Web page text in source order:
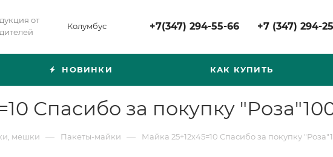
от
Колумбус +7(347) 294-55-66 +7 (347) 294-
НОВИНКИ КАК КУПИТЬ
Спасибо за покупку
мешки — Пакеты-майки — Майка 25+12х45=10 Спасибо за покупку